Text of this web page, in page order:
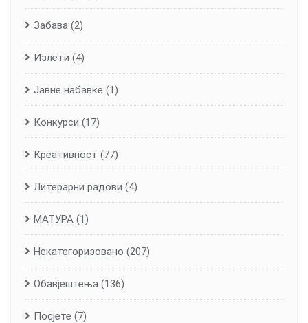
Забава (2)
Излети (4)
Јавне набавке (1)
Конкурси (17)
Креативност (77)
Литерарни радови (4)
МАТУРА (1)
Некатегоризовано (207)
Обавјештења (136)
Посјете (7)